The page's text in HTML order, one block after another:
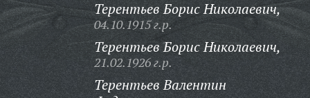
Терентьев Борис Николаевич,
04.10.1915 г.р.
Терентьев Борис Николаевич,
21.02.1926 г.р.
Терентьев Валентин